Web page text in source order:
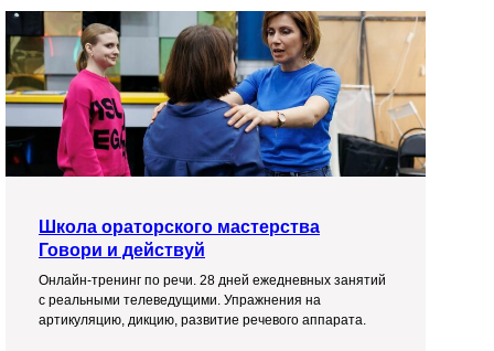
Школа ораторского мастерства
Говори и действуй
Онлайн-тренинг по речи. 28 дней ежедневных занятий
с реальными телеведущими. Упражнения на
артикуляцию, дикцию, развитие речевого аппарата.